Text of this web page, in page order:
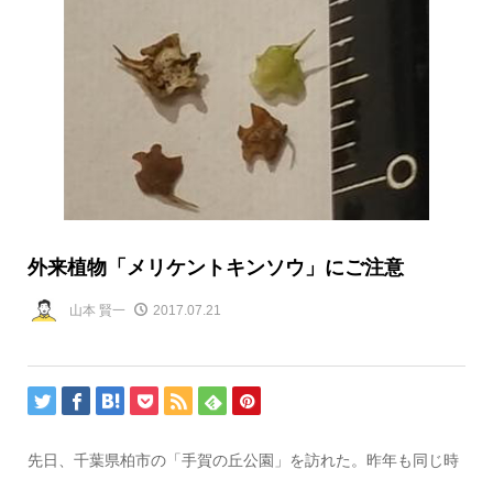
外来植物「メリケントキンソウ」にご注意
山本 賢一 2017.07.21
先日、千葉県柏市の「手賀の丘公園」を訪れた。昨年も同じ時